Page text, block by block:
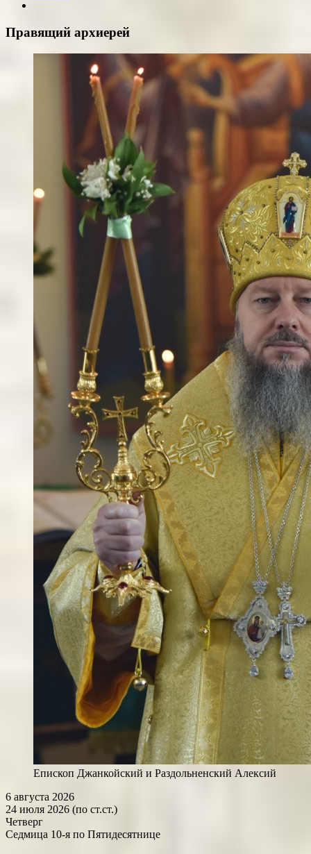
Правящий архиерей
Епископ Джанкойский и Раздольненский Алексий
6 августа 2026
24 июля 2026 (по ст.ст.)
Четверг
Седмица 10-я по Пятидесятнице